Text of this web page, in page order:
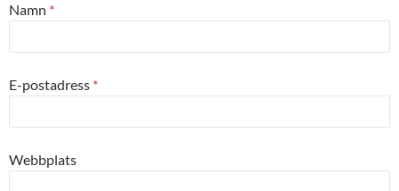
Namn *
E-postadress *
Webbplats